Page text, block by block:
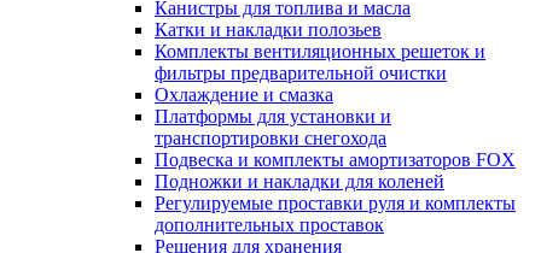
Канистры для топлива и масла
Катки и накладки полозьев
Комплекты вентиляционных решеток и
фильтры предварительной очистки
Охлаждение и смазка
Платформы для установки и
транспортировки снегохода
Подвеска и комплекты амортизаторов FOX
Подножки и накладки для коленей
Регулируемые проставки руля и комплекты
дополнительных проставок
Решения для хранения